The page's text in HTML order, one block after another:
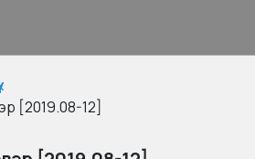
[2019.08-12]